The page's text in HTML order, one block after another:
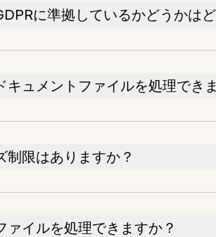
に準拠しているかどうかは
ュメントファイルを処理でき
制限はありますか？
イルを処理できますか？